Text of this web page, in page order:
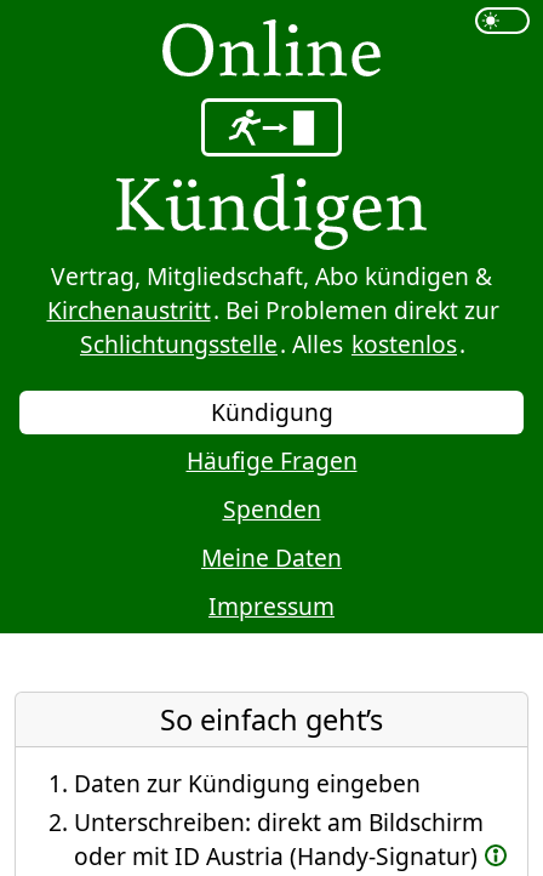
Sprung zum Inhalt
Vertrag, Mitgliedschaft, Abo kündigen &
Kirchenaustritt. Bei Problemen direkt zur
Schlichtungsstelle. Alles kostenlos.
Kündigung
Häufige Fragen
Spenden
Meine Daten
Impressum
So einfach geht’s
Daten zur Kündigung eingeben
Unterschreiben: direkt am Bildschirm
oder mit ID Austria (Handy-Signatur)